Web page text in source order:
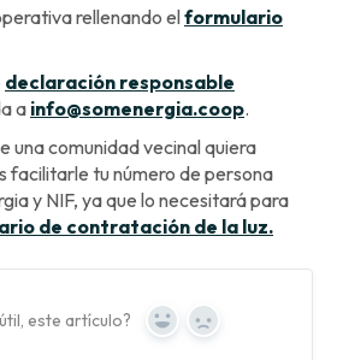
rellenando elformulario
declaración responsable
a info@somenergia.coop.
una comunidad vecinal quiera
facilitarle tu número de persona
y NIF, ya que lo necesitará para
de contratación de la luz.
este artículo? Yes No